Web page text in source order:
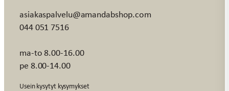
asiakaspalvelu@amandabshop.com
044 051 7516
ma-to 8.00-16.00
pe 8.00-14.00
Usein kysytyt kysymykset